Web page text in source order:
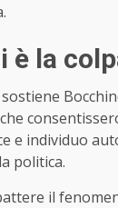
è la
sostiene
e individuo
politica.
il